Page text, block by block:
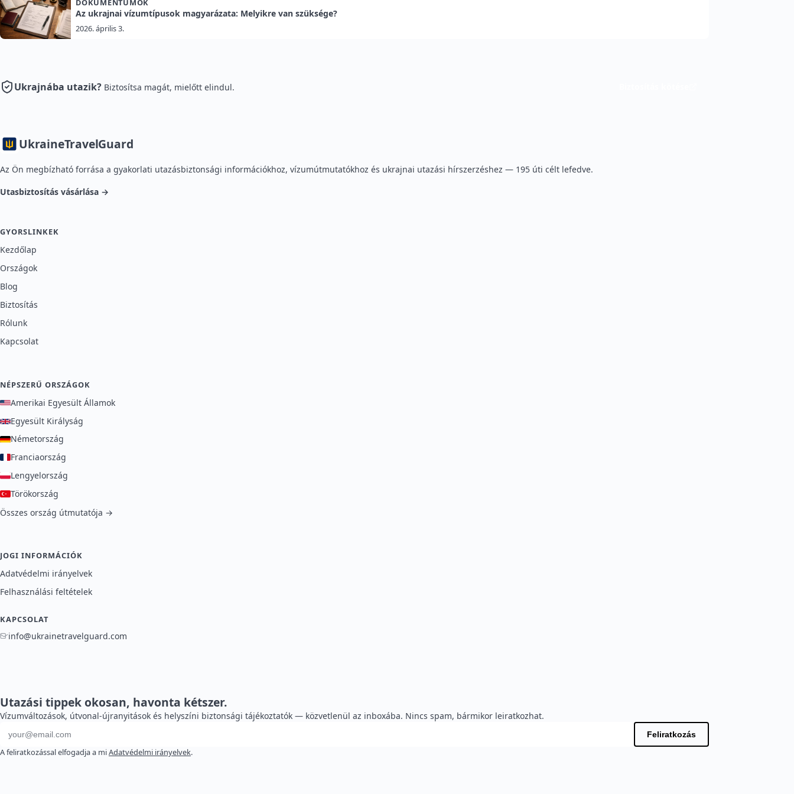
DOKUMENTUMOK
Az ukrajnai vízumtípusok magyarázata: Melyikre van szüksége?
2026. április 3.
Ukrajnába utazik? Biztosítsa magát, mielőtt elindul.
UkraineTravelGuard
Az Ön megbízható forrása a gyakorlati utazásbiztonsági információkhoz, vízumútmutatókhoz és ukrajnai utazási hírszerzéshez — 195 úti célt lefedve.
Utasbiztosítás vásárlása →
GYORSLINKEK
Kezdőlap
Országok
Blog
Biztosítás
Rólunk
Kapcsolat
NÉPSZERŰ ORSZÁGOK
Amerikai Egyesült Államok
Egyesült Királyság
Németország
Franciaország
Lengyelország
Törökország
Összes ország útmutatója →
JOGI INFORMÁCIÓK
Adatvédelmi irányelvek
Felhasználási feltételek
KAPCSOLAT
info@ukrainetravelguard.com
Utazási tippek okosan, havonta kétszer.
Vízumváltozások, útvonal-újranyitások és helyszíni biztonsági tájékoztatók — közvetlenül az inboxába. Nincs spam, bármikor leiratkozhat.
E-mail cím Feliratkozás
A feliratkozással elfogadja a miAdatvédelmi irányelvek.